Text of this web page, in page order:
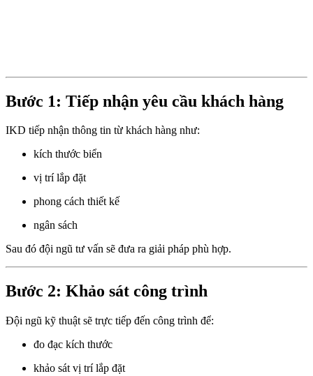
Bước 1: Tiếp nhận yêu cầu khách hàng
IKD tiếp nhận thông tin từ khách hàng như:
kích thước biển
vị trí lắp đặt
phong cách thiết kế
ngân sách
Sau đó đội ngũ tư vấn sẽ đưa ra giải pháp phù hợp.
Bước 2: Khảo sát công trình
Đội ngũ kỹ thuật sẽ trực tiếp đến công trình để:
đo đạc kích thước
khảo sát vị trí lắp đặt